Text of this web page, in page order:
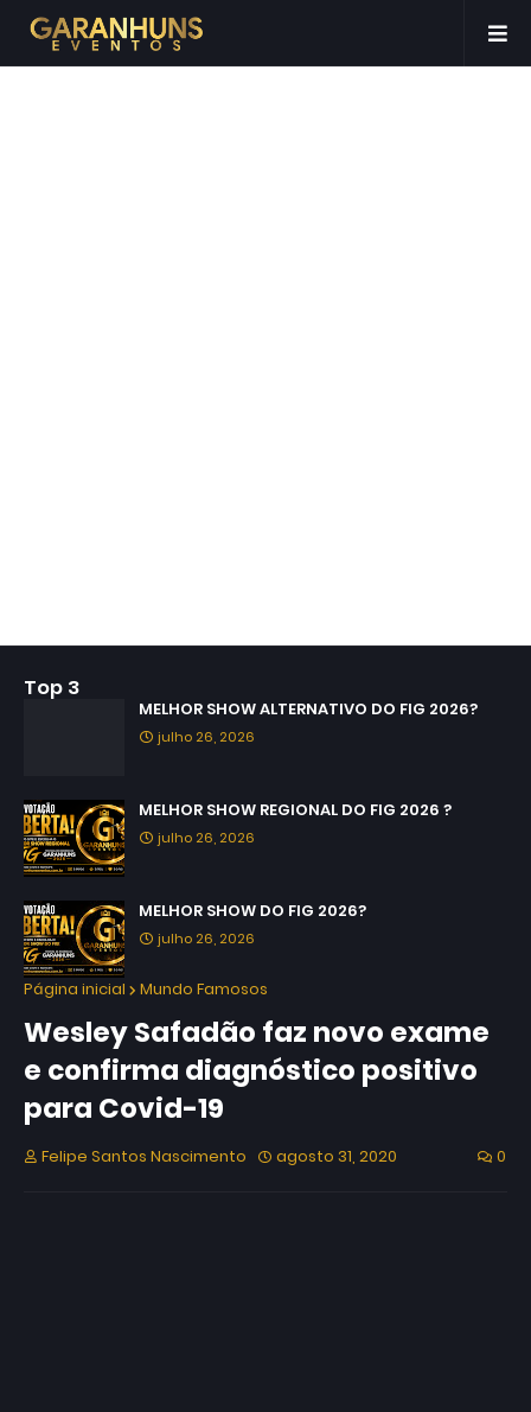
Top 3
MELHOR SHOW ALTERNATIVO DO FIG 2026?
julho 26, 2026
MELHOR SHOW REGIONAL DO FIG 2026 ?
julho 26, 2026
MELHOR SHOW DO FIG 2026?
julho 26, 2026
Página inicial Mundo Famosos
Wesley Safadão faz novo exame
e confirma diagnóstico positivo
para Covid-19
Felipe Santos Nascimento agosto 31, 2020 0